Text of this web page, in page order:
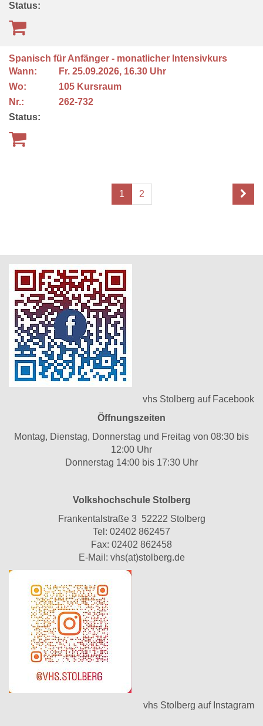
Status:
Spanisch für Anfänger - monatlicher Intensivkurs
Wann:
Fr. 25.09.2026, 16.30 Uhr
Wo:
105 Kursraum
Nr.:
262-732
Status:
1 2
vhs Stolberg auf Facebook
Öffnungszeiten
Montag, Dienstag, Donnerstag und Freitag von 08:30 bis
12:00 Uhr
Donnerstag 14:00 bis 17:30 Uhr
Volkshochschule Stolberg
Frankentalstraße 3 52222 Stolberg
Tel: 02402 862457
Fax: 02402 862458
E-Mail: vhs(at)stolberg.de
vhs Stolberg auf Instagram